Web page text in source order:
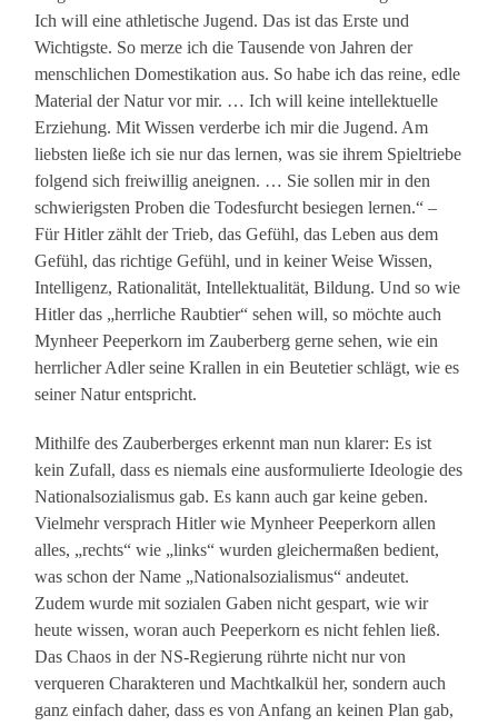
Ich will eine athletische Jugend. Das ist das Erste und
Wichtigste. So merze ich die Tausende von Jahren der
menschlichen Domestikation aus. So habe ich das reine, edle
Material der Natur vor mir. … Ich will keine intellektuelle
Erziehung. Mit Wissen verderbe ich mir die Jugend. Am
liebsten ließe ich sie nur das lernen, was sie ihrem Spieltriebe
folgend sich freiwillig aneignen. … Sie sollen mir in den
schwierigsten Proben die Todesfurcht besiegen lernen.“ –
Für Hitler zählt der Trieb, das Gefühl, das Leben aus dem
Gefühl, das richtige Gefühl, und in keiner Weise Wissen,
Intelligenz, Rationalität, Intellektualität, Bildung. Und so wie
Hitler das „herrliche Raubtier“ sehen will, so möchte auch
Mynheer Peeperkorn im Zauberberg gerne sehen, wie ein
herrlicher Adler seine Krallen in ein Beutetier schlägt, wie es
seiner Natur entspricht.
Mithilfe des Zauberberges erkennt man nun klarer: Es ist
kein Zufall, dass es niemals eine ausformulierte Ideologie des
Nationalsozialismus gab. Es kann auch gar keine geben.
Vielmehr versprach Hitler wie Mynheer Peeperkorn allen
alles, „rechts“ wie „links“ wurden gleichermaßen bedient,
was schon der Name „Nationalsozialismus“ andeutet.
Zudem wurde mit sozialen Gaben nicht gespart, wie wir
heute wissen, woran auch Peeperkorn es nicht fehlen ließ.
Das Chaos in der NS-Regierung rührte nicht nur von
verqueren Charakteren und Machtkalkül her, sondern auch
ganz einfach daher, dass es von Anfang an keinen Plan gab,